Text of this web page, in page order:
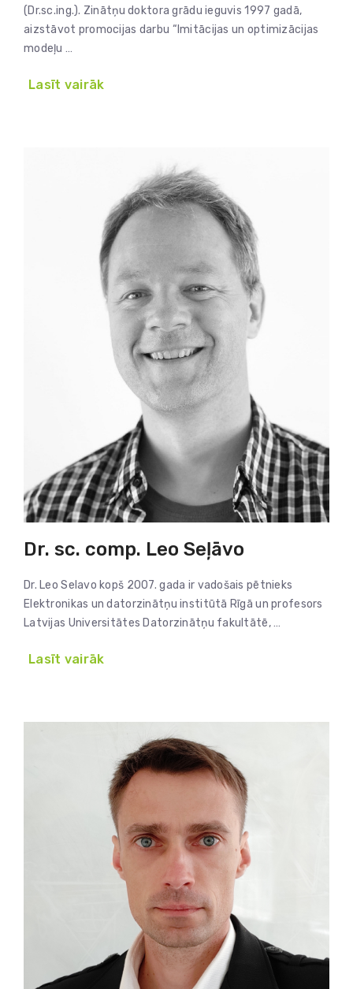
(Dr.sc.ing.). Zinātņu doktora grādu ieguvis 1997 gadā,
aizstāvot promocijas darbu “Imitācijas un optimizācijas
modeļu …
Lasīt vairāk
Dr. sc. comp. Leo Seļāvo
Dr. Leo Selavo kopš 2007. gada ir vadošais pētnieks
Elektronikas un datorzinātņu institūtā Rīgā un profesors
Latvijas Universitātes Datorzinātņu fakultātē, …
Lasīt vairāk